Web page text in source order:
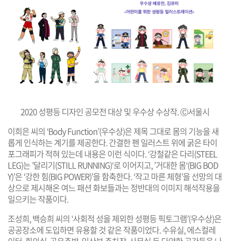
2020 성평등 디자인 공모전 대상 및 우수상 수상작. Ⓒ서울시
이희은 씨의 ‘Body Function’(우수상)은 제목 그대로 몸의 기능을 새
롭게 인식하는 계기를 제공한다. 간결한 펜 일러스트 위에 굵은 타이
포그래피가 적혀 있는데 내용은 이런 식이다. ‘강철같은 다리(STEEL
LEG)는 ’달리기(STILL RUNNING)‘로 이어지고, ’거대한 몸‘(BIG BOD
Y)’은 ‘강한 힘(BIG POWER)’을 함축한다. ‘작고 마른 체형’을 선망의 대
상으로 제시해온 여느 패션 화보들과는 정반대의 이미지 해석작용을
일으키는 작품이다.
조성희, 백승희 씨의 ‘사회적 성을 제외한 성평등 픽토그램’(우수상)은
공공장소에 도입하면 유용할 것 같은 작품이었다. 수유실, 에스컬레